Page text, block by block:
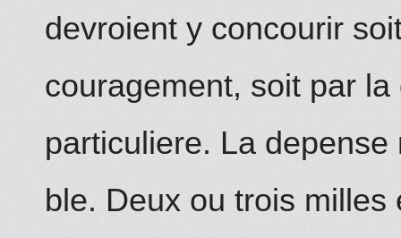
devroient y concourir
couragement, soit par
particuliere. La depense
ble. Deux ou trois milles